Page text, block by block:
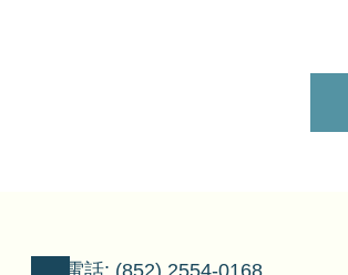
電話: (852) 2554-0168